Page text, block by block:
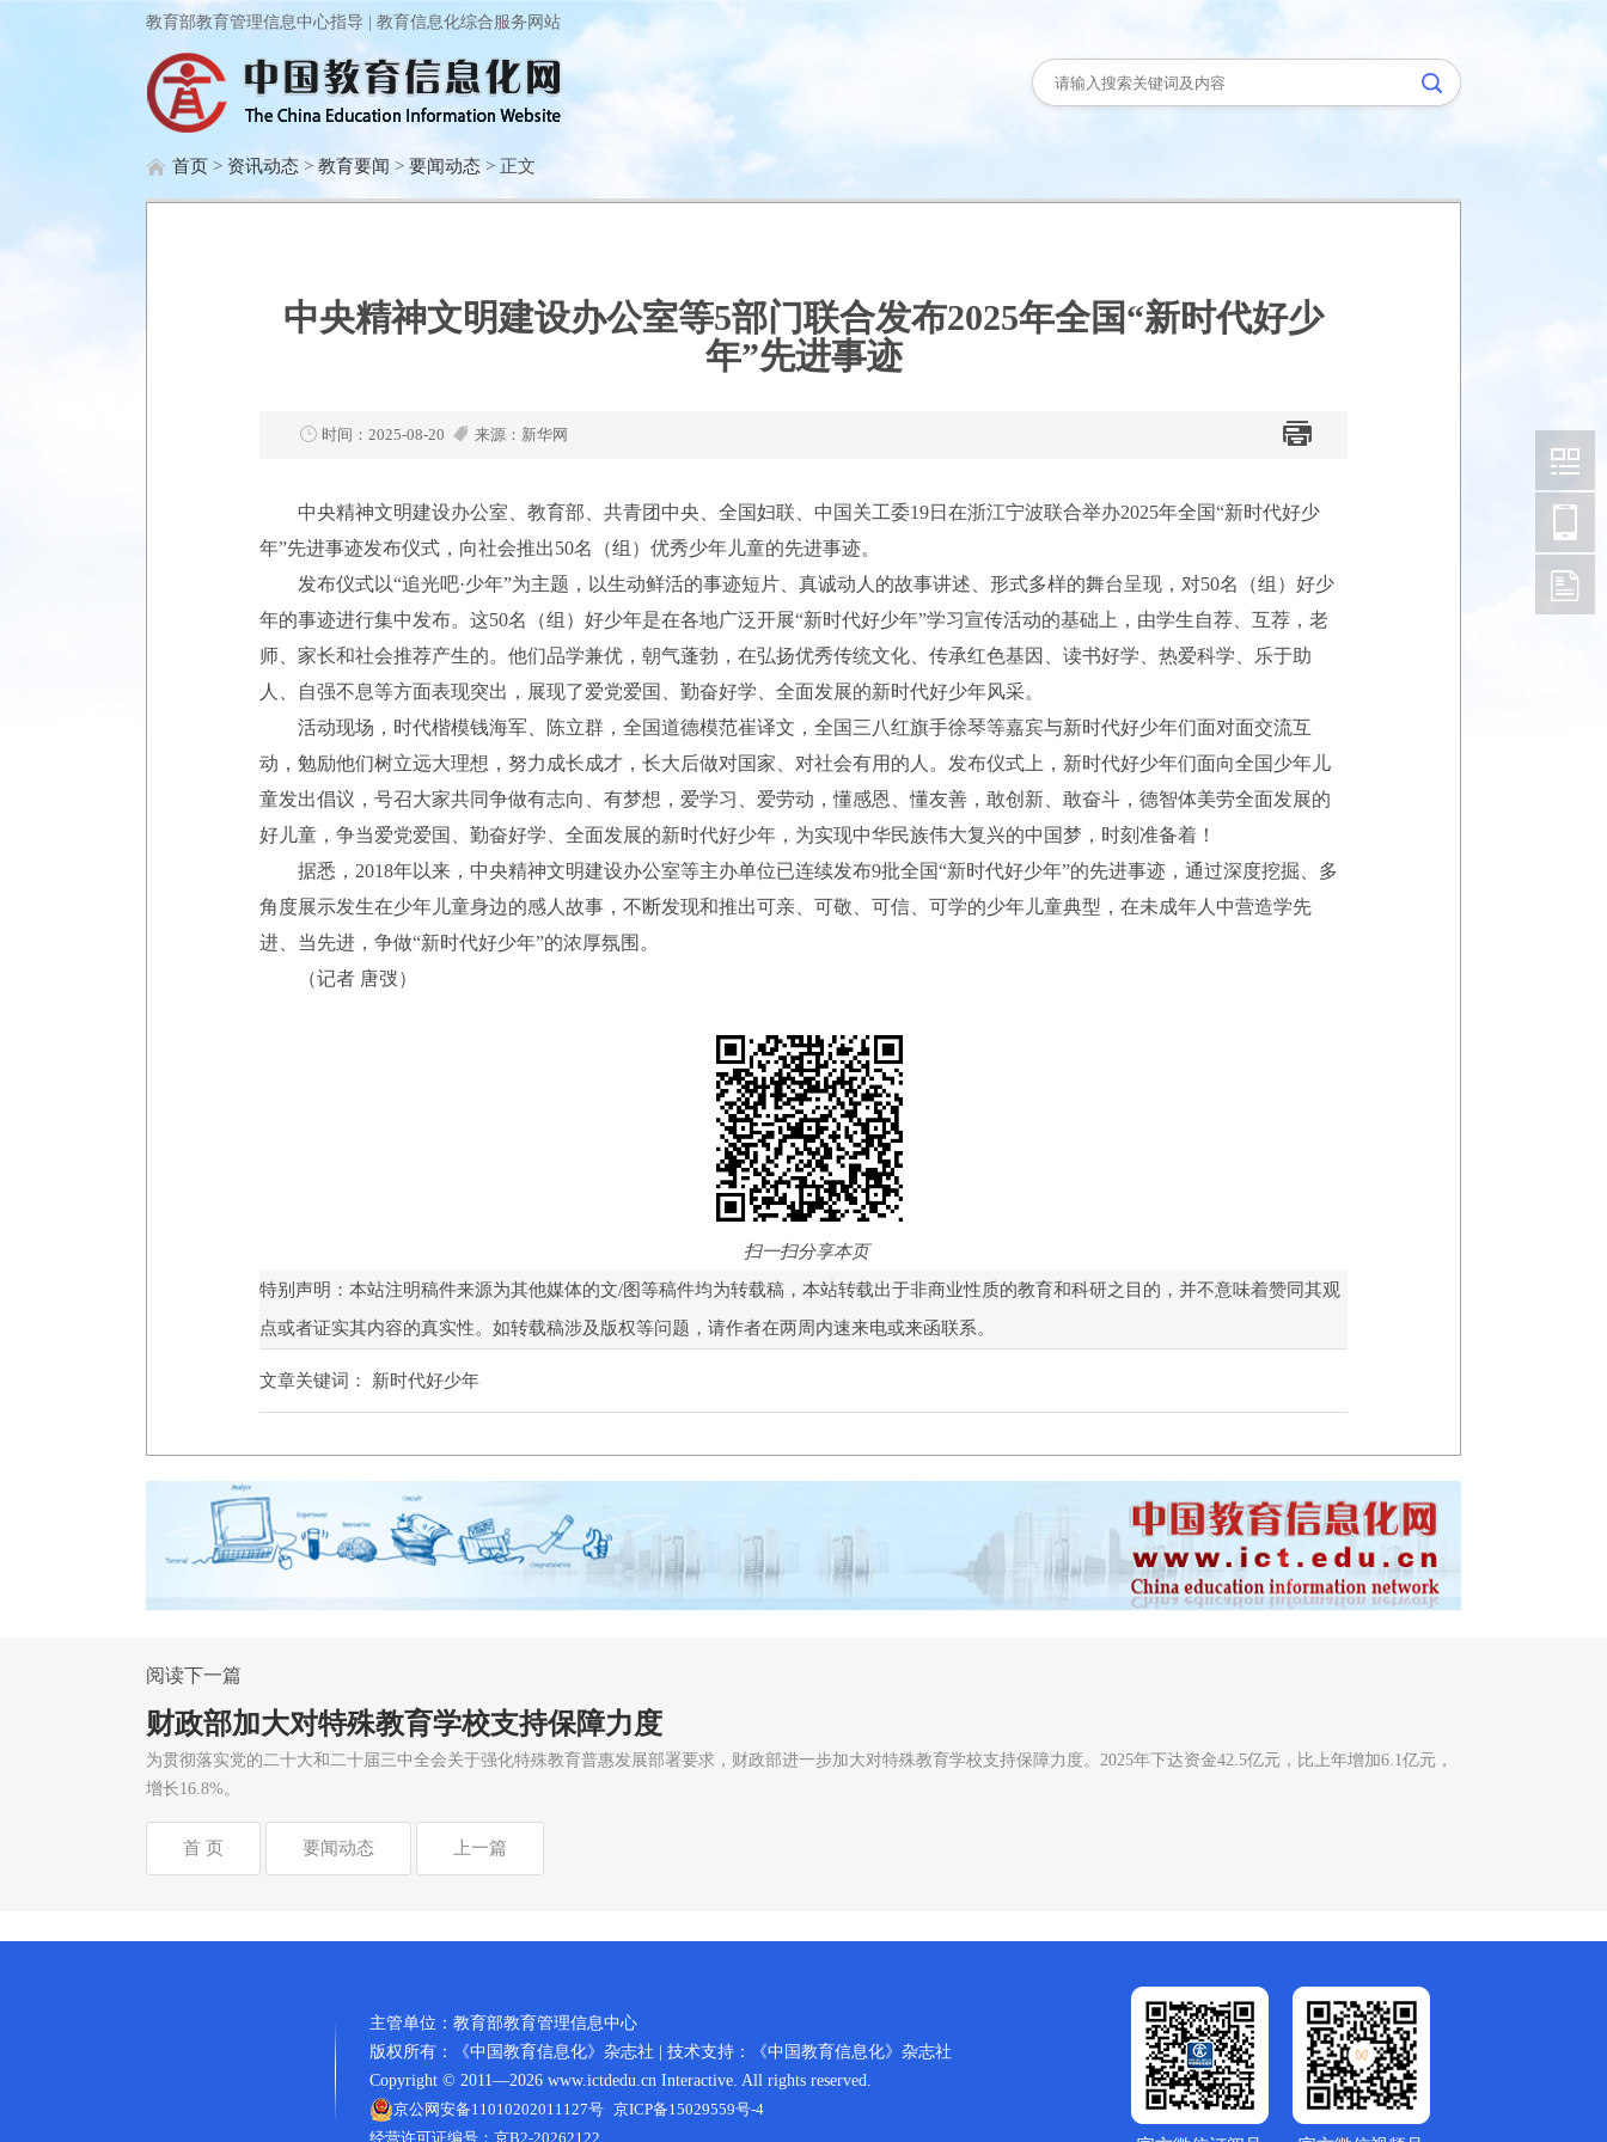
教育部教育管理信息中心指导 | 教育信息化综合服务网站
首页 > 资讯动态 > 教育要闻 > 要闻动态 > 正文
中央精神文明建设办公室等5部门联合发布2025年全国“新时代好少
年”先进事迹
时间：2025-08-20 来源：新华网
中央精神文明建设办公室、教育部、共青团中央、全国妇联、中国关工委19日在浙江宁波联合举办2025年全国“新时代好少
年”先进事迹发布仪式，向社会推出50名（组）优秀少年儿童的先进事迹。
发布仪式以“追光吧·少年”为主题，以生动鲜活的事迹短片、真诚动人的故事讲述、形式多样的舞台呈现，对50名（组）好少
年的事迹进行集中发布。这50名（组）好少年是在各地广泛开展“新时代好少年”学习宣传活动的基础上，由学生自荐、互荐，老
师、家长和社会推荐产生的。他们品学兼优，朝气蓬勃，在弘扬优秀传统文化、传承红色基因、读书好学、热爱科学、乐于助
人、自强不息等方面表现突出，展现了爱党爱国、勤奋好学、全面发展的新时代好少年风采。
活动现场，时代楷模钱海军、陈立群，全国道德模范崔译文，全国三八红旗手徐琴等嘉宾与新时代好少年们面对面交流互
动，勉励他们树立远大理想，努力成长成才，长大后做对国家、对社会有用的人。发布仪式上，新时代好少年们面向全国少年儿
童发出倡议，号召大家共同争做有志向、有梦想，爱学习、爱劳动，懂感恩、懂友善，敢创新、敢奋斗，德智体美劳全面发展的
好儿童，争当爱党爱国、勤奋好学、全面发展的新时代好少年，为实现中华民族伟大复兴的中国梦，时刻准备着！
据悉，2018年以来，中央精神文明建设办公室等主办单位已连续发布9批全国“新时代好少年”的先进事迹，通过深度挖掘、多
角度展示发生在少年儿童身边的感人故事，不断发现和推出可亲、可敬、可信、可学的少年儿童典型，在未成年人中营造学先
进、当先进，争做“新时代好少年”的浓厚氛围。
（记者 唐弢）
扫一扫分享本页
特别声明：本站注明稿件来源为其他媒体的文/图等稿件均为转载稿，本站转载出于非商业性质的教育和科研之目的，并不意味着赞同其观
点或者证实其内容的真实性。如转载稿涉及版权等问题，请作者在两周内速来电或来函联系。
文章关键词： 新时代好少年
阅读下一篇
财政部加大对特殊教育学校支持保障力度
为贯彻落实党的二十大和二十届三中全会关于强化特殊教育普惠发展部署要求，财政部进一步加大对特殊教育学校支持保障力度。2025年下达资金42.5亿元，比上年增加6.1亿元，
增长16.8%。
首 页 要闻动态 上一篇
主管单位：教育部教育管理信息中心
版权所有：《中国教育信息化》杂志社 | 技术支持：《中国教育信息化》杂志社
Copyright © 2011―2026 www.ictdedu.cn Interactive. All rights reserved.
京公网安备11010202011127号 京ICP备15029559号-4
经营许可证编号：京B2-20262122